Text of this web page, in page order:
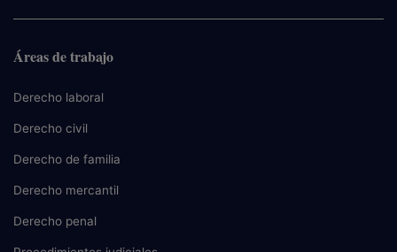
Áreas de trabajo
Derecho laboral
Derecho civil
Derecho de familia
Derecho mercantil
Derecho penal